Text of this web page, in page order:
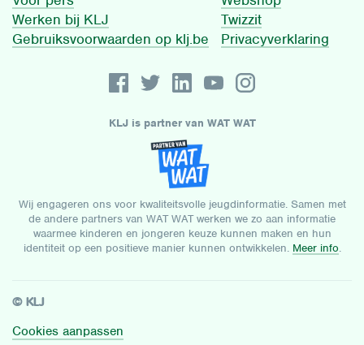
Werken bij KLJ
Gebruiksvoorwaarden op klj.be
Twizzit
Privacyverklaring
KLJ is partner van WAT WAT
Wij engageren ons voor kwaliteitsvolle jeugdinformatie. Samen met
de andere partners van WAT WAT werken we zo aan informatie
waarmee kinderen en jongeren keuze kunnen maken en hun
identiteit op een positieve manier kunnen ontwikkelen. Meer info.
© KLJ
Cookies aanpassen